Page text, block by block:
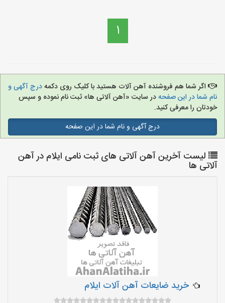
1
اگر شما هم فروشنده آهن آلات هستید با کلیک روی دکمهدرج آگهی و
نام شما در این صفحهدر سایت «آهن آلاتی ها» ثبت نام نموده و سپس
خودتان را معرفی کنید.
درج آگهی و نام شما در این صفحه
لیست آخرین آهن آلاتی های ثبت نامی ایلام در آهن
آلاتی ها
خرید ضایعات آهن آلات ایلام